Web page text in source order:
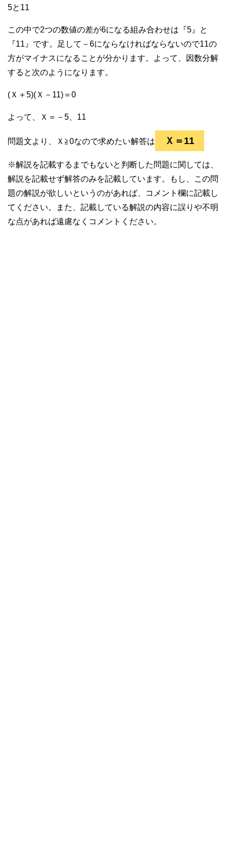
5と11
この中で2つの数値の差が6になる組み合わせは『5』と
『11』です。足して－6にならなければならないので11の
方がマイナスになることが分かります。よって、因数分解
すると次のようになります。
(Ｘ＋5)(Ｘ－11)＝0
よって、Ｘ＝－5、11
問題文より、Ｘ≧0なので求めたい解答は Ｘ＝11
※解説を記載するまでもないと判断した問題に関しては、
解説を記載せず解答のみを記載しています。もし、この問
題の解説が欲しいというのがあれば、コメント欄に記載し
てください。また、記載している解説の内容に誤りや不明
な点があれば遠慮なくコメントください。